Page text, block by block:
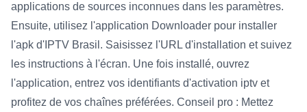
applications de sources inconnues dans les paramètres.
Ensuite, utilisez l'application Downloader pour installer
l'apk d'IPTV Brasil. Saisissez l'URL d'installation et suivez
les instructions à l'écran. Une fois installé, ouvrez
l'application, entrez vos identifiants d'activation iptv et
profitez de vos chaînes préférées. Conseil pro : Mettez